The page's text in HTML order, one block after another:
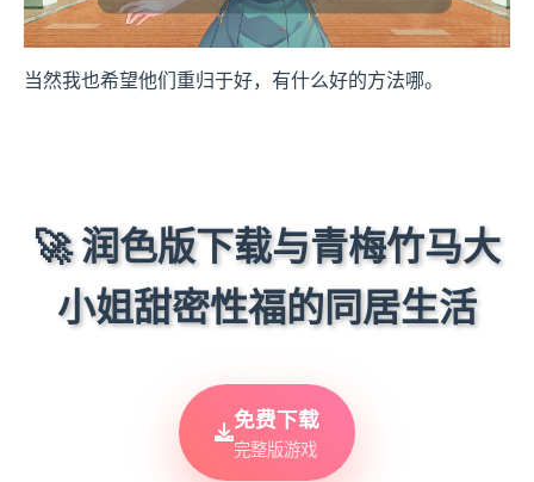
当然我也希望他们重归于好，有什么好的方法哪。
🚀 润色版下载与青梅竹马大
小姐甜密性福的同居生活
免费下载
完整版游戏